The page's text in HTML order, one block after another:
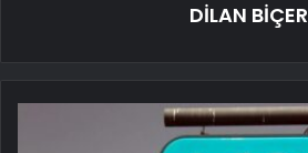
DİLAN BİÇER